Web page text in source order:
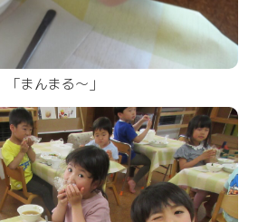
「まんまる～」